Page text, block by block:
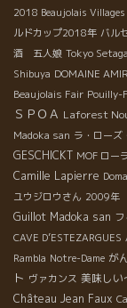
2018 Beaujolais Villages
ルドカップ2018年 バル
酒 五人娘 Tokyo
Shibuya DOMAINE
Beaujolais Fair Pouilly-
ＳＰＯＡ Laforest
Madoka san ラ・ローズ
GESCHICKT MOF ロー
Camille Lapierre
ユウジロウさん 2009年
Guillot Madoka san
CAVE D’ESTEZARGUES
Rambla Notre-Dame が
ト ヴァカンス 美味しい
Château Jean Faux